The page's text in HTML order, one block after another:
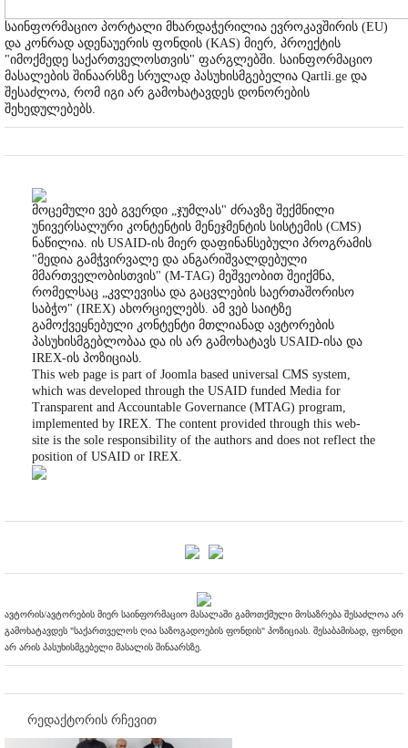
საინფორმაციო პორტალი მხარდაჭერილია ევროკავშირის (EU)
და კონრად ადენაუერის ფონდის (KAS) მიერ, პროექტის
"იმოქმედე საქართველოსთვის" ფარგლებში. საინფორმაციო
მასალების შინაარსზე სრულად პასუხისმგებელია Qartli.ge და
შესაძლოა, რომ იგი არ გამოხატავდეს დონორების
შეხედულებებს.
მოცემული ვებ გვერდი „ჯუმლას" ძრავზე შექმნილი
უნივერსალური კონტენტის მენეჯმენტის სისტემის (CMS)
ნაწილია. ის USAID-ის მიერ დაფინანსებული პროგრამის
"მედია გამჭვირვალე და ანგარიშვალდებული
მმართველობისთვის" (M-TAG) მეშვეობით შეიქმნა,
რომელსაც „კვლევისა და გაცვლების საერთაშორისო
საბჭო" (IREX) ახორციელებს. ამ ვებ საიტზე
გამოქვეყნებული კონტენტი მთლიანად ავტორების
პასუხისმგებლობაა და ის არ გამოხატავს USAID-ისა და
IREX-ის პოზიციას.
This web page is part of Joomla based universal CMS system,
which was developed through the USAID funded Media for
Transparent and Accountable Governance (MTAG) program,
implemented by IREX. The content provided through this web-
site is the sole responsibility of the authors and does not reflect the
position of USAID or IREX.
ავტორის/ავტორების მიერ საინფორმაციო მასალაში გამოთქმული მოსაზრება შესაძლოა არ
გამოხატავდეს "საქართველოს ღია საზოგადოების ფონდის" პოზიციას. შესაბამისად, ფონდი
არ არის პასუხისმგებელი მასალის შინაარსზე.
რედაქტორის რჩევით